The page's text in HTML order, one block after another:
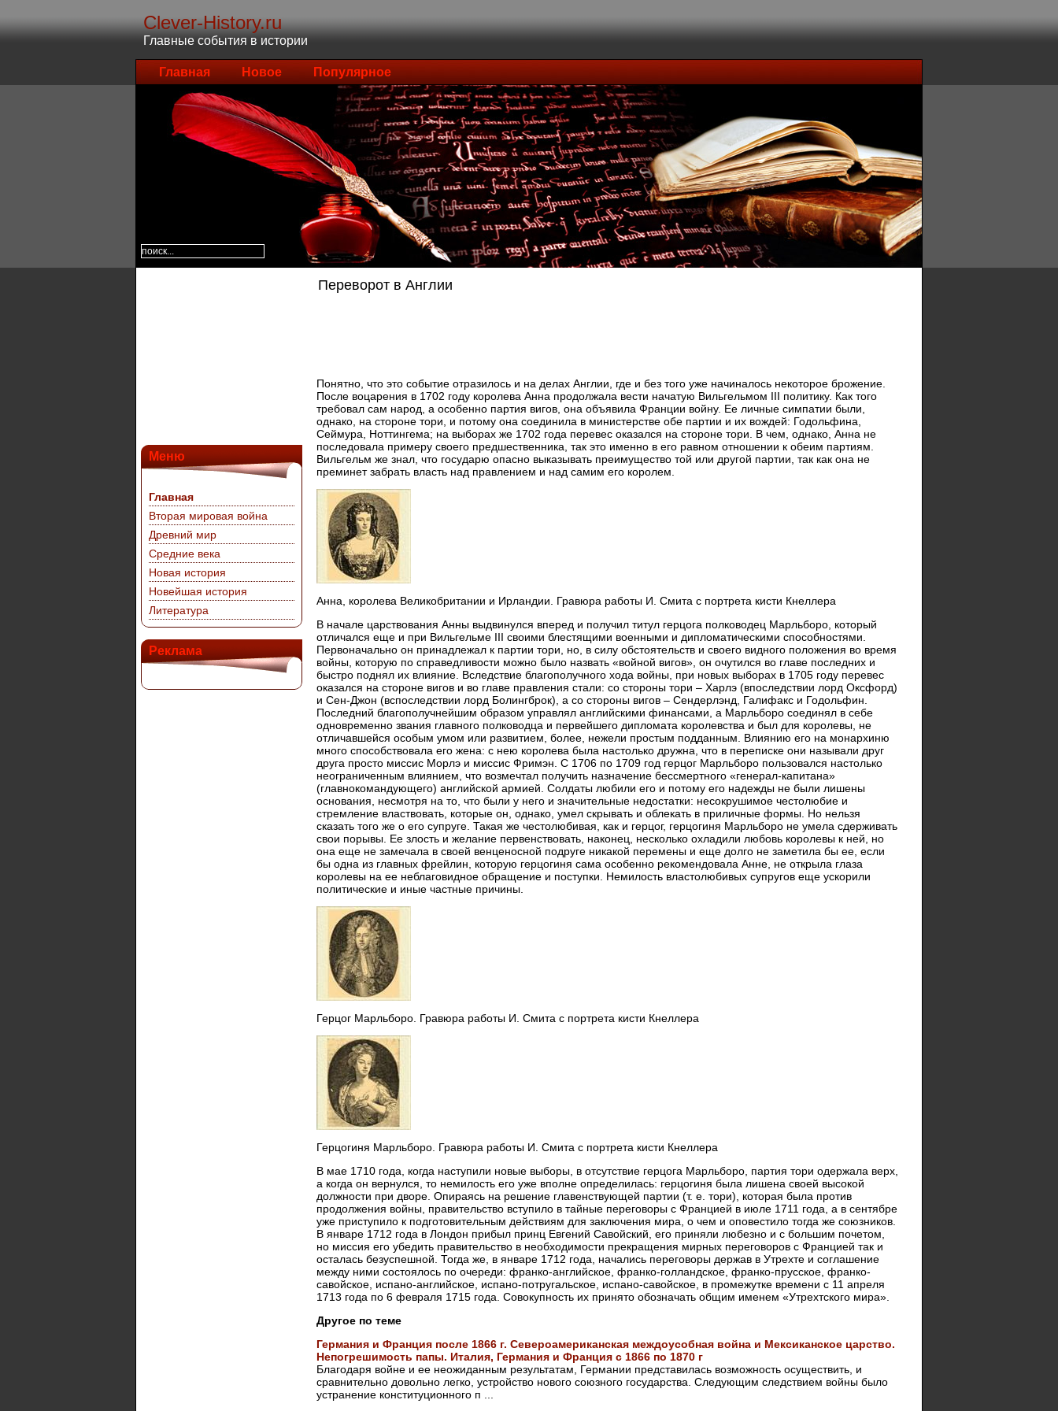
Clever-History.ru
Главные события в истории
Главная Новое Популярное
Меню
Главная
Вторая мировая война
Древний мир
Средние века
Новая история
Новейшая история
Литература
Реклама
Переворот в Англии
Понятно, что это событие отразилось и на делах Англии, где и без того уже начиналось некоторое брожение.
После воцарения в 1702 году королева Анна продолжала вести начатую Вильгельмом III политику. Как того
требовал сам народ, а особенно партия вигов, она объявила Франции войну. Ее личные симпатии были,
однако, на стороне тори, и потому она соединила в министерстве обе партии и их вождей: Годольфина,
Сеймура, Ноттингема; на выборах же 1702 года перевес оказался на стороне тори. В чем, однако, Анна не
последовала примеру своего предшественника, так это именно в его равном отношении к обеим партиям.
Вильгельм же знал, что государю опасно выказывать преимущество той или другой партии, так как она не
преминет забрать власть над правлением и над самим его королем.
Анна, королева Великобритании и Ирландии. Гравюра работы И. Смита с портрета кисти Кнеллера
В начале царствования Анны выдвинулся вперед и получил титул герцога полководец Марльборо, который
отличался еще и при Вильгельме III своими блестящими военными и дипломатическими способностями.
Первоначально он принадлежал к партии тори, но, в силу обстоятельств и своего видного положения во время
войны, которую по справедливости можно было назвать «войной вигов», он очутился во главе последних и
быстро поднял их влияние. Вследствие благополучного хода войны, при новых выборах в 1705 году перевес
оказался на стороне вигов и во главе правления стали: со стороны тори – Харлэ (впоследствии лорд Оксфорд)
и Сен-Джон (вспоследствии лорд Болингброк), а со стороны вигов – Сендерлэнд, Галифакс и Годольфин.
Последний благополучнейшим образом управлял английскими финансами, а Марльборо соединял в себе
одновременно звания главного полководца и первейшего дипломата королевства и был для королевы, не
отличавшейся особым умом или развитием, более, нежели простым подданным. Влиянию его на монархиню
много способствовала его жена: с нею королева была настолько дружна, что в переписке они называли друг
друга просто миссис Морлэ и миссис Фримэн. С 1706 по 1709 год герцог Марльборо пользовался настолько
неограниченным влиянием, что возмечтал получить назначение бессмертного «генерал-капитана»
(главнокомандующего) английской армией. Солдаты любили его и потому его надежды не были лишены
основания, несмотря на то, что были у него и значительные недостатки: несокрушимое честолюбие и
стремление властвовать, которые он, однако, умел скрывать и облекать в приличные формы. Но нельзя
сказать того же о его супруге. Такая же честолюбивая, как и герцог, герцогиня Марльборо не умела сдерживать
свои порывы. Ее злость и желание первенствовать, наконец, несколько охладили любовь королевы к ней, но
она еще не замечала в своей венценосной подруге никакой перемены и еще долго не заметила бы ее, если
бы одна из главных фрейлин, которую герцогиня сама особенно рекомендовала Анне, не открыла глаза
королевы на ее неблаговидное обращение и поступки. Немилость властолюбивых супругов еще ускорили
политические и иные частные причины.
Герцог Марльборо. Гравюра работы И. Смита с портрета кисти Кнеллера
Герцогиня Марльборо. Гравюра работы И. Смита с портрета кисти Кнеллера
В мае 1710 года, когда наступили новые выборы, в отсутствие герцога Марльборо, партия тори одержала верх,
а когда он вернулся, то немилость его уже вполне определилась: герцогиня была лишена своей высокой
должности при дворе. Опираясь на решение главенствующей партии (т. е. тори), которая была против
продолжения войны, правительство вступило в тайные переговоры с Францией в июле 1711 года, а в сентябре
уже приступило к подготовительным действиям для заключения мира, о чем и оповестило тогда же союзников.
В январе 1712 года в Лондон прибыл принц Евгений Савойский, его приняли любезно и с большим почетом,
но миссия его убедить правительство в необходимости прекращения мирных переговоров с Францией так и
осталась безуспешной. Тогда же, в январе 1712 года, начались переговоры держав в Утрехте и соглашение
между ними состоялось по очереди: франко-английское, франко-голландское, франко-прусское, франко-
савойское, испано-английское, испано-потругальское, испано-савойское, в промежутке времени с 11 апреля
1713 года по 6 февраля 1715 года. Совокупность их принято обозначать общим именем «Утрехтского мира».
Другое по теме
Германия и Франция после 1866 г. Североамериканская междоусобная война и Мексиканское царство.
Непогрешимость папы. Италия, Германия и Франция с 1866 по 1870 г
Благодаря войне и ее неожиданным результатам, Германии представилась возможность осуществить, и
сравнительно довольно легко, устройство нового союзного государства. Следующим следствием войны было
устранение конституционного п ...